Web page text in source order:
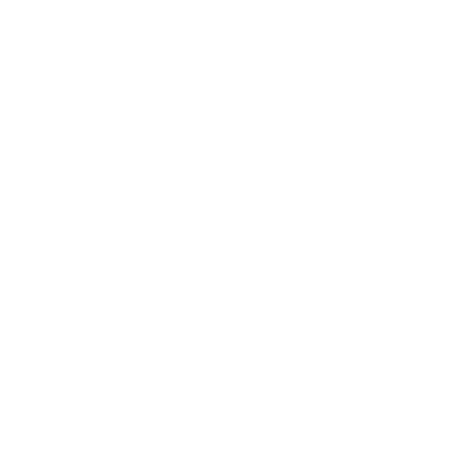
se o pokoj přímo u pláže s terasou směrem ke moři, klimatizací, minibarem, koupelnou s vanou, výhledem na moře.
s terasou a výhledem na bazén, klimatizací, minibarem, koupelnou se sprchou, terasa s výhledem.
terasa či balkon – rozdíl je hlavně v orientaci: přímo u pláže vs pohled na bazén.
s výhledem na oceán, terasa s lehátky. Resort rovněž nabízí možnost vodních sportů nebo plážových aktivit, Wi-Fi pro komfort
Nam, vhodná pro relax a procházky.
thajskou a mezinárodní kuchyni, snídaně, obědy i večeře jsou uvedeny v popisu nabídky. Snídaně jsou v nabídce hotelu jako formální